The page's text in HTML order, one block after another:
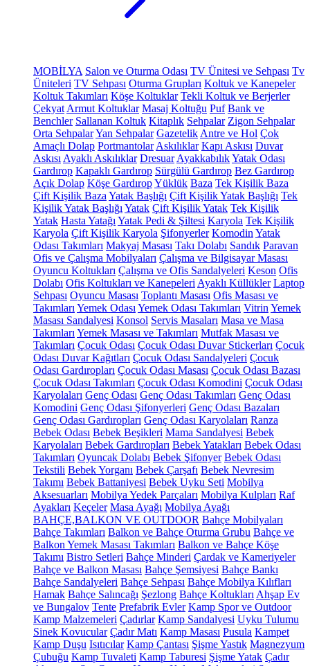
MOBİLYA Salon ve Oturma Odası TV Ünitesi ve Sehpası Tv
Üniteleri TV Sehpası Oturma Grupları Koltuk ve Kanepeler
Koltuk Takımları Köşe Koltuklar Tekli Koltuk ve Berjerler
Çekyat Armut Koltuklar Masaj Koltuğu Puf Bank ve
Benchler Sallanan Koltuk Kitaplık Sehpalar Zigon Sehpalar
Orta SehpalarYan Sehpalar Gazetelik Antre ve Hol Çok
Amaçlı Dolap Portmantolar Askılıklar Kapı Askısı Duvar
Askısı Ayaklı Askılıklar Dresuar AyakkabılıkYatak Odası
Gardırop Kapaklı Gardırop Sürgülü Gardırop Bez Gardırop
Açık Dolap Köşe GardıropYüklük Baza Tek Kişilik Baza
Çift Kişilik Baza Yatak Başlığı Çift Kişilik Yatak Başlığı Tek
Kişilik Yatak Başlığı Yatak Çift Kişilik Yatak Tek Kişilik
Yatak Hasta Yatağı Yatak Pedi & Şiltesi Karyola Tek Kişilik
Karyola Çift Kişilik Karyola Şifonyerler Komodin Yatak
Odası Takımları Makyaj Masası Takı Dolabı Sandık Paravan
Ofis ve Çalışma Mobilyaları Çalışma ve Bilgisayar Masası
Oyuncu Koltukları Çalışma ve Ofis Sandalyeleri Keson Ofis
Dolabı Ofis Koltukları ve Kanepeleri Ayaklı Küllükler Laptop
Sehpası Oyuncu Masası Toplantı Masası Ofis Masası ve
Takımları Yemek Odası Yemek Odası Takımları Vitrin Yemek
Masası Sandalyesi Konsol Servis Masaları Masa ve Masa
Takımları Yemek Masası ve Takımları Mutfak Masası ve
Takımları Çocuk Odası Çocuk Odası Duvar Stickerları Çocuk
Odası Duvar Kağıtları Çocuk Odası Sandalyeleri Çocuk
Odası Gardıropları Çocuk Odası Masası Çocuk Odası Bazası
Çocuk Odası Takımları Çocuk Odası Komodini Çocuk Odası
Karyolaları Genç Odası Genç Odası Takımları Genç Odası
Komodini Genç Odası Şifonyerleri Genç Odası Bazaları
Genç Odası Gardıropları Genç Odası Karyolaları Ranza
Bebek Odası Bebek Beşikleri Mama Sandalyesi Bebek
Karyolaları Bebek Gardıropları Bebek Yatakları Bebek Odası
Takımları Oyuncak Dolabı Bebek Şifonyer Bebek Odası
Tekstili Bebek Yorganı Bebek Çarşafı Bebek Nevresim
Takımı Bebek Battaniyesi Bebek Uyku Seti Mobilya
Aksesuarları Mobilya Yedek Parçaları Mobilya Kulpları Raf
Ayakları Keçeler Masa Ayağı Mobilya Ayağı
BAHÇE,BALKON VE OUTDOOR Bahçe Mobilyaları
Bahçe Takımları Balkon ve Bahçe Oturma Grubu Bahçe ve
Balkon Yemek Masası Takımları Balkon ve Bahçe Köşe
Takımı Bistro Setleri Bahçe Minderi Çardak ve Kameriyeler
Bahçe ve Balkon Masası Bahçe Şemsiyesi Bahçe Bankı
Bahçe Sandalyeleri Bahçe Sehpası Bahçe Mobilya Kılıfları
Hamak Bahçe Salıncağı Şezlong Bahçe Koltukları Ahşap Ev
ve Bungalov Tente Prefabrik Evler Kamp Spor ve Outdoor
Kamp Malzemeleri Çadırlar Kamp Sandalyesi Uyku Tulumu
Sinek Kovucular Çadır Matı Kamp Masası Pusula Kampet
Kamp Duşu Isıtıcılar Kamp Çantası Şişme Yastık Magnezyum
Çubuğu Kamp Tuvaleti Kamp Taburesi Şişme Yatak Çadır